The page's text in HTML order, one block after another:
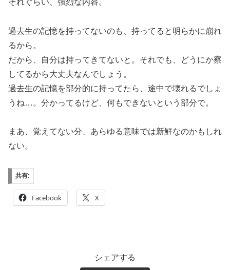
過去生の記憶を持ってないのも、持ってると明らかに崩れ
るから。
だから、自分は持ってきてないと。それでも、どうにか察
してるから大丈夫なんでしょう。
過去生の記憶を部分的に持ってたら、途中で壊れるでしょ
うね…。分かってるけど、何もできないという部分で。
まあ、覚えてない分、あらゆる意味では新鮮なのかもしれ
ない。
共有:
Facebook X
シェアする